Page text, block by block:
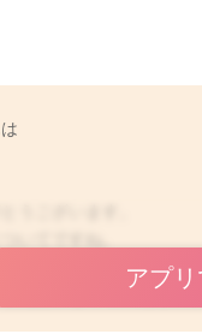
に進んでいるようなの
断乳を行なっていただく
アプ